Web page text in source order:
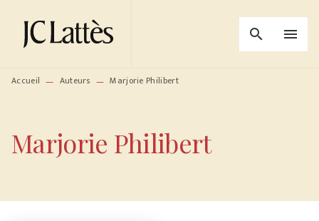
MENU RECHERCHE
PIED DE PAGE
search menu
Accueil — Auteurs — Marjorie Philibert
Marjorie Philibert